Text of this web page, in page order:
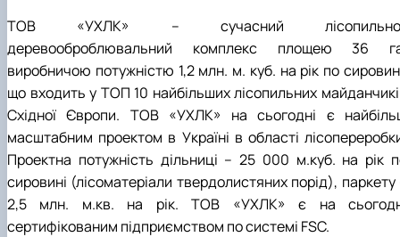
ТОВ «УХЛК» – сучасний
деревооброблювальний комплекс площею 36
виробничою потужністю 1,2 млн. м. куб. на рік по
що входить у ТОП 10 найбільших лісопильних
Східної Європи. ТОВ «УХЛК» на сьогодні є
масштабним проектом в Україні в області
Проектна потужність дільниці – 25 000 м.куб. на рік
сировині (лісоматеріали твердолистяних порід), паркету
2,5 млн. м.кв. на рік. ТОВ «УХЛК» є на
сертифікованим підприємством по системі FSC.